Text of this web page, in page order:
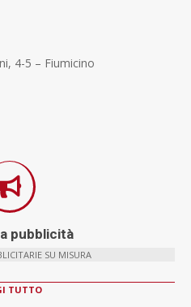
4-5 – Fiumicino
pubblicità
SU MISURA
TUTTO